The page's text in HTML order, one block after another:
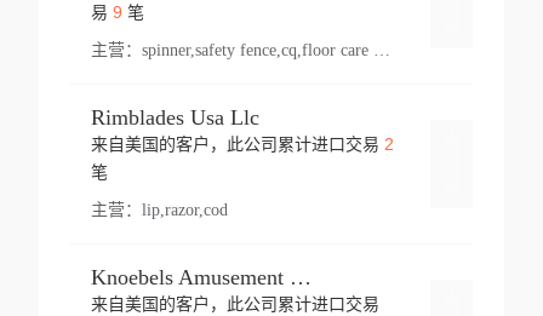
易 9 笔
主营：
Rimblades Usa Llc
来自美国的客户，此公司累计进口交易 2
笔
主营： lip,razor,cod
Knoebels Amusement Resort
来自美国的客户，此公司累计进口交易